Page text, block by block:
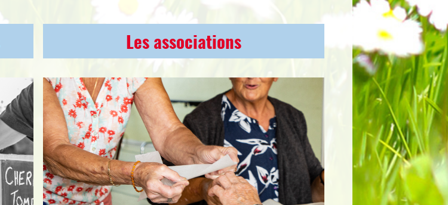
Les associations